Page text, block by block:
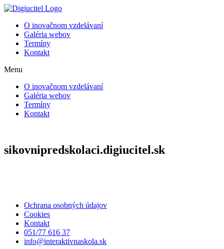
Preskočiť
obsah
O inovačnom vzdelávaní
Galéria webov
Termíny
Kontakt
Menu
O inovačnom vzdelávaní
Galéria webov
Termíny
Kontakt
sikovnipredskolaci.digiucitel.sk
Ochrana osobných údajov
Cookies
Kontakt
051/77 616 37
info@interaktivnaskola.sk